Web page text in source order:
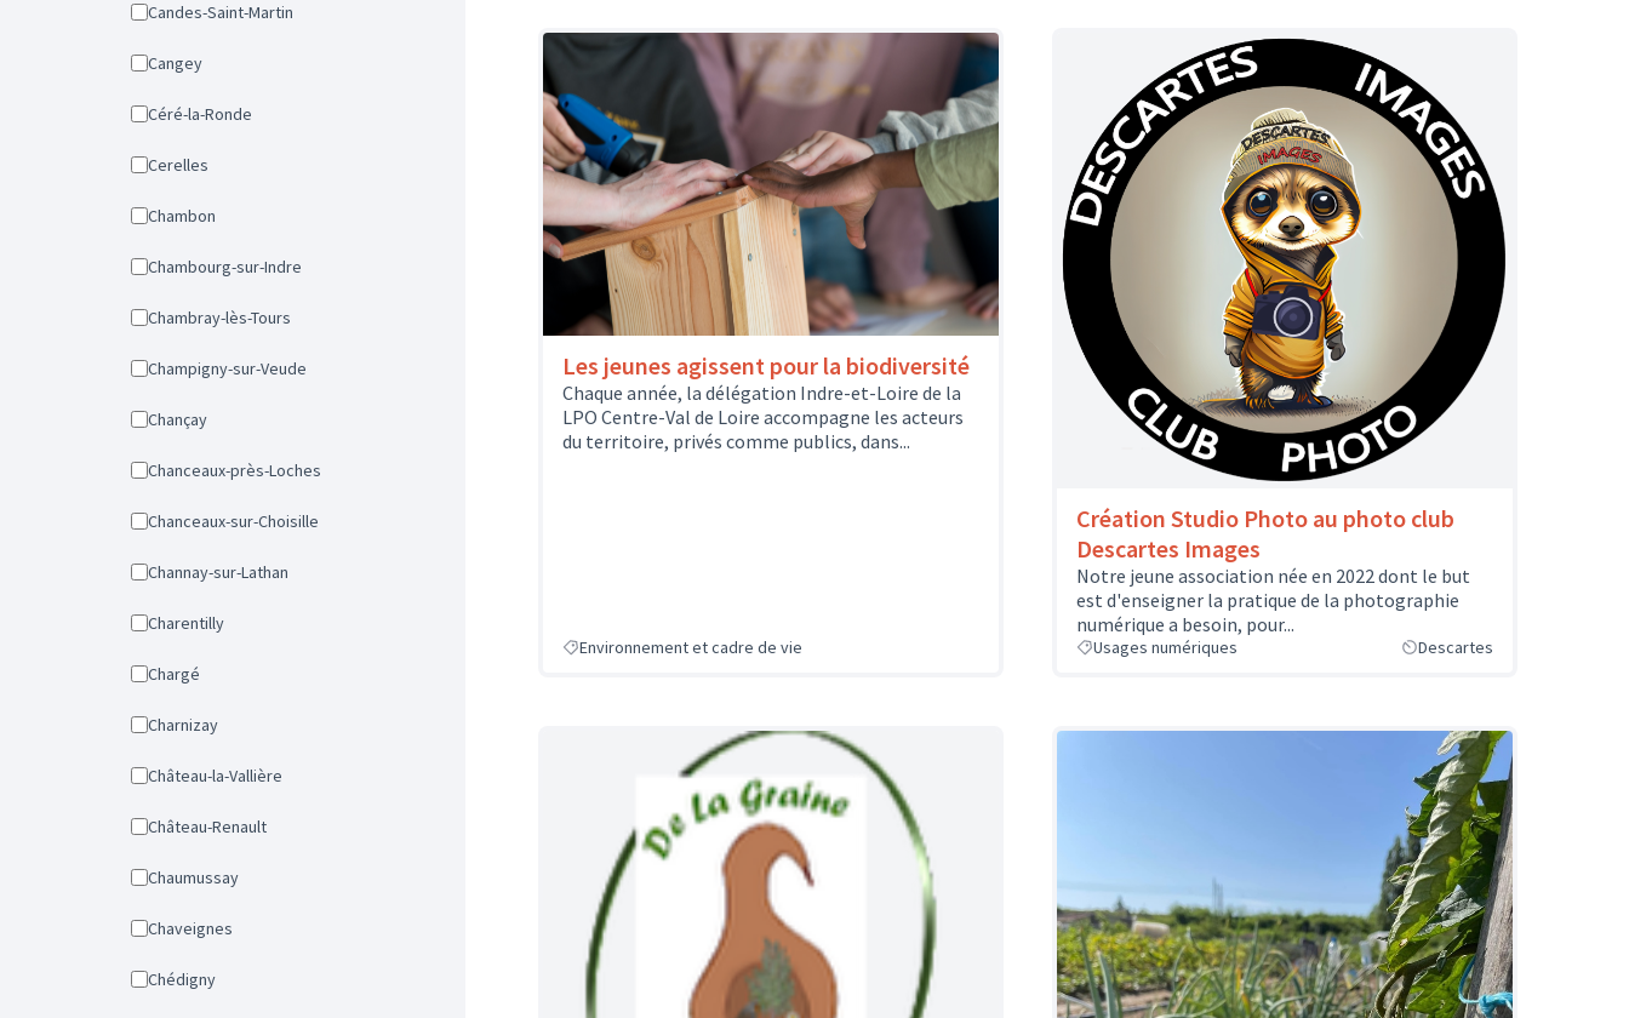
Candes-Saint-Martin
Cangey
Céré-la-Ronde
Cerelles
Chambon
Chambourg-sur-Indre
Chambray-lès-Tours
Champigny-sur-Veude
Chançay
Chanceaux-près-Loches
Chanceaux-sur-Choisille
Channay-sur-Lathan
Charentilly
Chargé
Charnizay
Château-la-Vallière
Château-Renault
Chaumussay
Chaveignes
Chédigny
Les jeunes agissent pour la biodiversité
Chaque année, la délégation Indre-et-Loire de la
LPO Centre-Val de Loire accompagne les acteurs
du territoire, privés comme publics, dans...
Environnement et cadre de vie
Création Studio Photo au photo club
Descartes Images
Notre jeune association née en 2022 dont le but
est d'enseigner la pratique de la photographie
numérique a besoin, pour...
Usages numériques Descartes